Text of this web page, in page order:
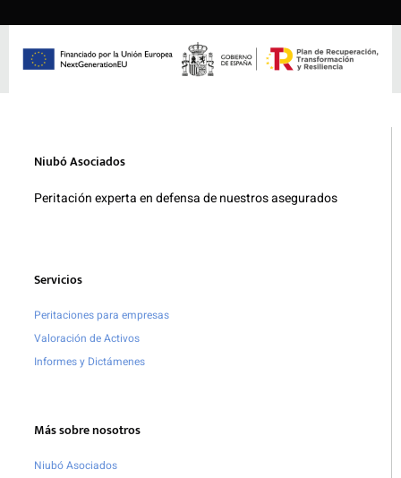
Niubó Asociados
Peritación experta en defensa de nuestros asegurados
Servicios
Peritaciones para empresas
Valoración de Activos
Informes y Dictámenes
Más sobre nosotros
Niubó Asociados